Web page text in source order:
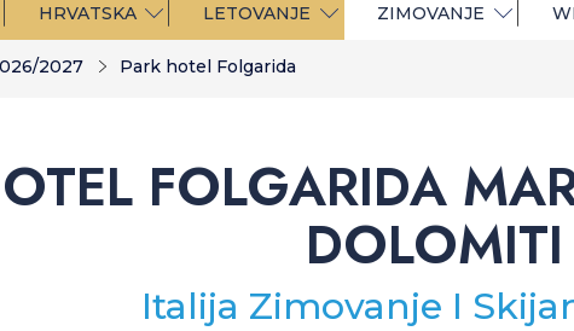
HRVATSKA LETOVANJE ZIMOVANJE
2027 Park hotel Folgarida
FOLGARIDA
Italija Zimovanje I